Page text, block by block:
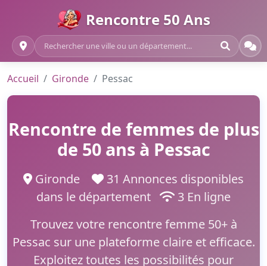
Rencontre 50 Ans
Accueil Gironde Pessac
Rencontre de femmes de plus
de 50 ans à Pessac
Gironde
31 Annonces disponibles
dans le département
3 En ligne
Trouvez votre rencontre femme 50+ à
Pessac sur une plateforme claire et efficace.
Exploitez toutes les possibilités pour